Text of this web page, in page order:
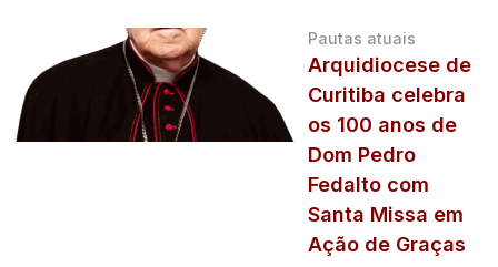
Pautas atuais
Arquidiocese de
Curitiba celebra
os 100 anos de
Dom Pedro
Fedalto com
Santa Missa em
Ação de Graças